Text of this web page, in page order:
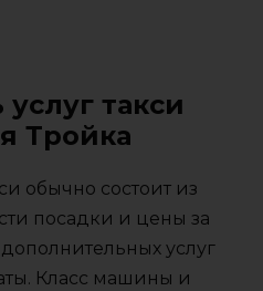
такси
Тройка
обычно состоит из
посадки и цены за
услуг
Класс машины и